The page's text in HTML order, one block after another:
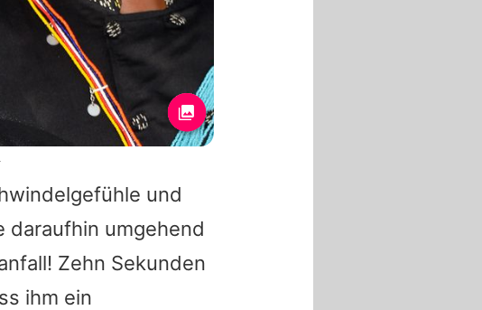
und
daraufhin umgehend
Zehn Sekunden
ihm ein